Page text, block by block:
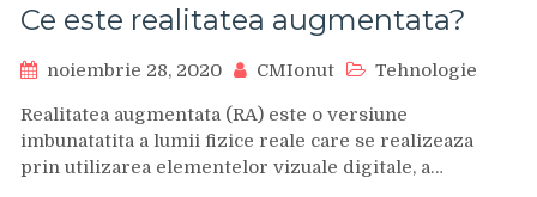
Ce este realitatea augmentata?
noiembrie 28, 2020 CMIonut Tehnologie
Realitatea augmentata (RA) este o versiune
imbunatatita a lumii fizice reale care se realizeaza
prin utilizarea elementelor vizuale digitale, a…